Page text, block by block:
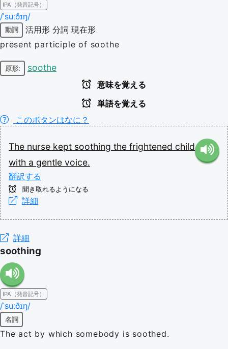
IPA（発音記号）
/ˈsuːðɪŋ/
動詞 活用形 分詞 現在形
present participle of soothe
原形: soothe
意味を覚える
単語を覚える
このボタンはなに？
The nurse kept soothing the frightened child
with a gentle voice.
翻訳する
聞き取れるようになる
詳細
詳細
soothing
IPA（発音記号）
/ˈsuːðɪŋ/
名詞
The act by which somebody is soothed.